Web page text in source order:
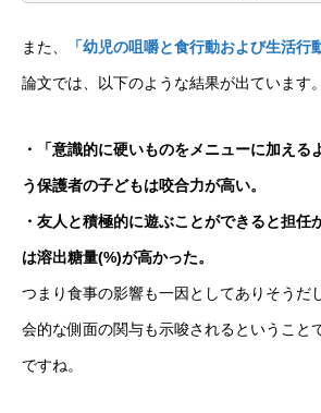
また、 「幼児の咀嚼と食行動および生活行
論文では、以下のような結果が出ています。
・「意識的に硬いものをメニューに加える
う保護者の子どもは咬合力が高い。
・友人と積極的に遊ぶことができると担任
は溶出糖量(%)が高かった。
つまり食事の影響も一因としてありそうだ
会的な側面の関与も示唆されるということ
ですね。